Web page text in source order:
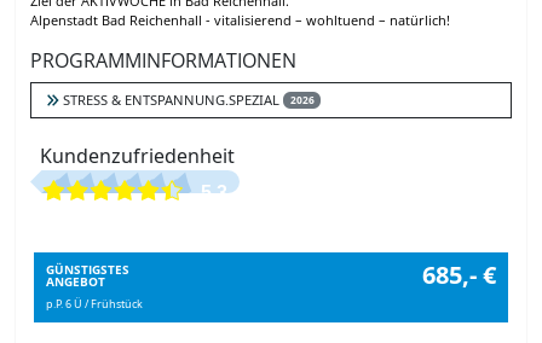
Alpenstadt Bad Reichenhall - vitalisierend – wohltuend – natürlich!
PROGRAMMINFORMATIONEN
STRESS & ENTSPANNUNG.SPEZIAL 2026
Kundenzufriedenheit
5.3
GÜNSTIGSTES
ANGEBOT 685,- €
p.P. 6 Ü / Frühstück